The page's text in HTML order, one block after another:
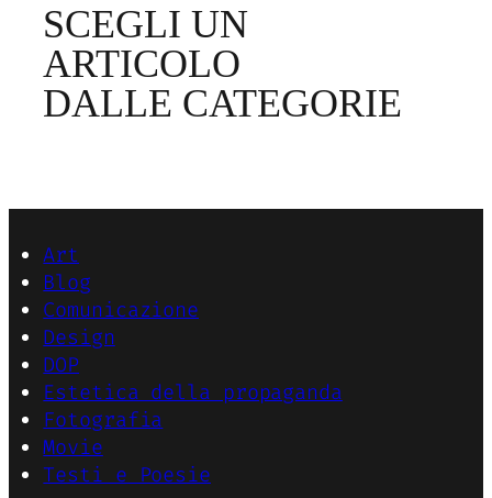
SCEGLI UN
ARTICOLO
DALLE CATEGORIE
Art
Blog
Comunicazione
Design
DOP
Estetica della propaganda
Fotografia
Movie
Testi e Poesie